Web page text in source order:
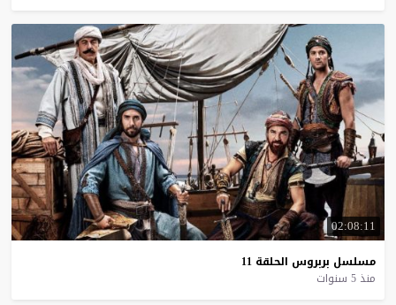
02:08:11
مسلسل بربروس الحلقة 11
منذ 5 سنوات